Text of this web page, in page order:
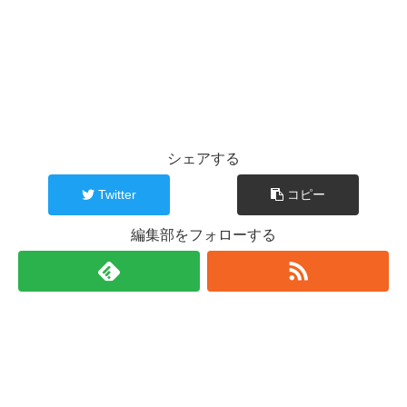
シェアする
Twitter コピー
編集部をフォローする